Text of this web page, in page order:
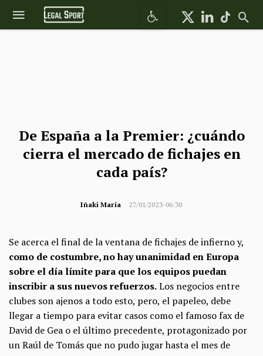
Abrir barra de herramientas
De España a la Premier: ¿cuándo
cierra el mercado de fichajes en
cada país?
Iñaki María 27/01/2023-06:30
Se acerca el final de la ventana de fichajes de infierno y,
como de costumbre, no hay unanimidad en Europa
sobre el día límite para que los equipos puedan
inscribir a sus nuevos refuerzos.Los negocios entre
clubes son ajenos a todo esto, pero, el papeleo, debe
llegar a tiempo para evitar casos como el famoso fax de
David de Gea o el último precedente, protagonizado por
un Raúl de Tomás que no pudo jugar hasta el mes de